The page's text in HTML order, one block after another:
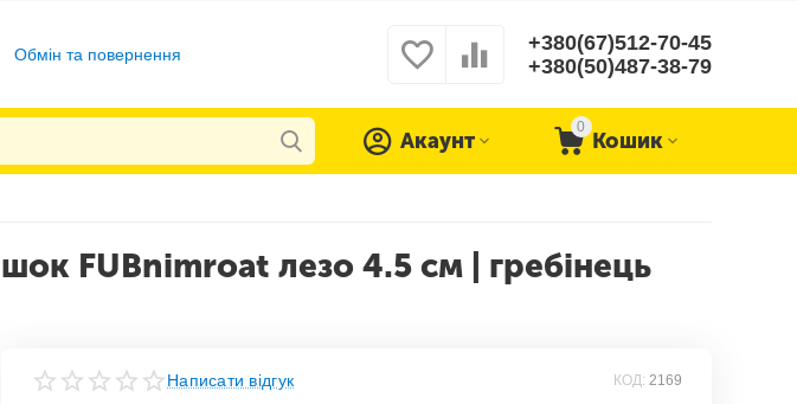
Обмін та повернення
+380(67)512-70-45
+380(50)487-38-79
0
Кошик
Акаунт
FUBnimroat лезо 4.5 см | гребінець
Написати відгук КОД: 2169